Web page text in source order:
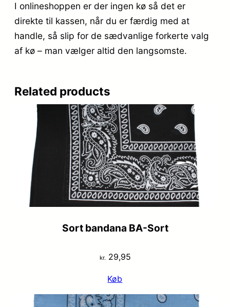
I onlineshoppen er der ingen kø så det er
direkte til kassen, når du er færdig med at
handle, så slip for de sædvanlige forkerte valg
af kø – man vælger altid den langsomste.
Related products
Sort bandana BA-Sort
kr. 29,95
Køb